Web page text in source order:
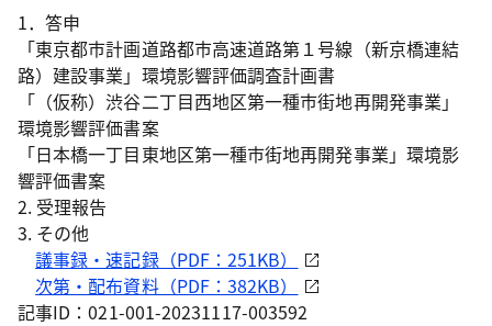
1．答申
「東京都市計画道路都市高速道路第１号線（新京橋連結
路）建設事業」環境影響評価調査計画書
「（仮称）渋谷二丁目西地区第一種市街地再開発事業」
環境影響評価書案
「日本橋一丁目東地区第一種市街地再開発事業」環境影
響評価書案
2. 受理報告
3. その他
議事録・速記録（PDF：251KB）
次第・配布資料（PDF：382KB）
記事ID：021-001-20231117-003592